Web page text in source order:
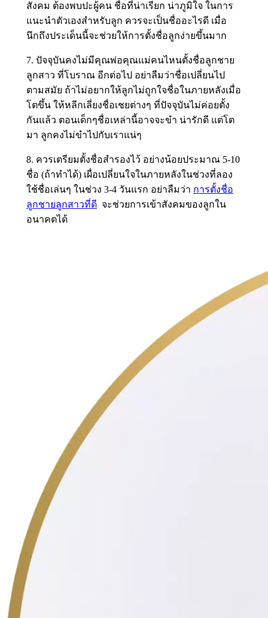
สังคม ต้องพบปะผู้คน ชื่อที่น่าเรียก น่าภูมิใจ ในการ
แนะนำตัวเองสำหรับลูก ควรจะเป็นชื่ออะไรดี เมื่อ
นึกถึงประเด็นนี้จะช่วยให้การตั้งชื่อลูกง่ายขึ้นมาก
7. ปัจจุบันคงไม่มีคุณพ่อคุณแม่คนไหนตั้งชื่อลูกชาย
ลูกสาว ที่โบราณ อีกต่อไป อย่าลืมว่าชื่อเปลี่ยนไป
ตามสมัย ถ้าไม่อยากให้ลูกไม่ถูกใจชื่อในภายหลังเมื่อ
โตขึ้น ให้หลีกเลี่ยงชื่อเชยต่างๆ ที่ปัจจุบันไม่ค่อยตั้ง
กันแล้ว ตอนเด็กๆชื่อเหล่านี้อาจจะขำ น่ารักดี แต่โต
มา ลูกคงไม่ขำไปกับเราแน่ๆ
8. ควรเตรียมตั้งชื่อสำรองไว้ อย่างน้อยประมาณ 5-10
ชื่อ (ถ้าทำได้) เผื่อเปลี่ยนใจในภายหลังในช่วงที่ลอง
ใช้ชื่อเล่นๆ ในช่วง 3-4 วันแรก อย่าลืมว่า การตั้งชื่อ
ลูกชายลูกสาวที่ดีจะช่วยการเข้าสังคมของลูกใน
อนาคตได้